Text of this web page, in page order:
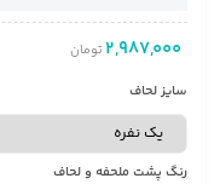
2,987,000 تومان
سایز لحاف
رنگ پشت ملحفه و لحاف